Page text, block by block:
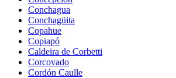
Conchagua
Conchagüita
Copahue
Copiapó
Caldeira de Corbetti
Corcovado
Cordón Caulle